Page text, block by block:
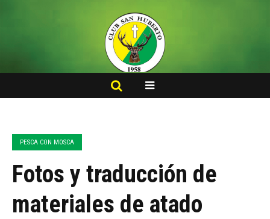
PESCA CON MOSCA
Fotos y traducción de
materiales de atado